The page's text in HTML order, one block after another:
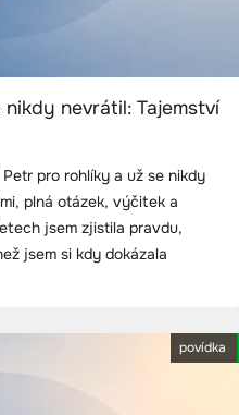
nevrátil: Tajemství
pro rohlíky a už se nikdy
plná otázek, výčitek a
jsem zjistila pravdu,
jsem si kdy dokázala
povídka